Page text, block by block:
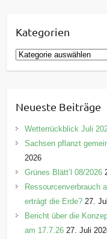
Als kulturelle
und die
Lassen Sie
einem
Kategorien
K
a
g
o
r
e
n
Neueste Beiträge
Wetterrückblick Juli
Sachsen pflanzt
2026
Grünes Blätt’l 08/2026
Ressourcenverbrauch
erträgt die Erde? 27.
Bericht über die
am 17.7.26 27. Juli